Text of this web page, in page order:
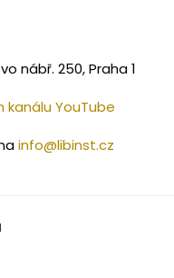
nábř. 250, Praha 1
kanálu YouTube
info@libinst.cz